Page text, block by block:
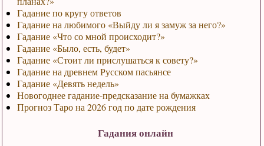
Гадание по кругу ответов
Гадание на любимого «Выйду ли я замуж за него?»
Гадание «Что со мной происходит?»
Гадание «Было, есть, будет»
Гадание «Стоит ли прислушаться к совету?»
Гадание на древнем Русском пасьянсе
Гадание «Девять недель»
Новогоднее гадание-предсказание на бумажках
Прогноз Таро на 2026 год по дате рождения
Гадания онлайн